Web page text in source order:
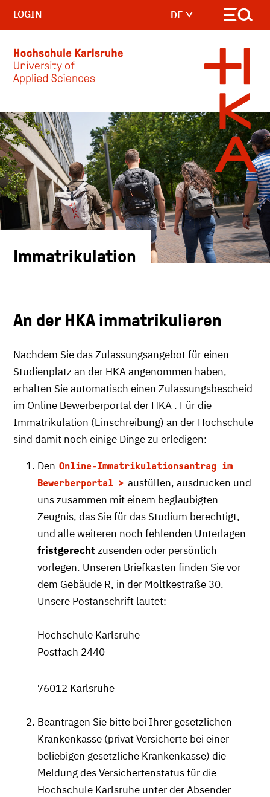
Skip to main content
DE
LOGIN
Immatrikulation
An der HKA immatrikulieren
Nachdem Sie das Zulassungsangebot für einen
Studienplatz an der HKA angenommen haben,
erhalten Sie automatisch einen Zulassungsbescheid
im Online Bewerberportal der HKA . Für die
Immatrikulation (Einschreibung) an der Hochschule
sind damit noch einige Dinge zu erledigen:
Den Online-Immatrikulationsantrag im
Bewerberportal
ausfüllen, ausdrucken und
uns zusammen mit einem beglaubigten
Zeugnis, das Sie für das Studium berechtigt,
und alle weiteren noch fehlenden Unterlagen
fristgerecht zusenden oder persönlich
vorlegen. Unseren Briefkasten finden Sie vor
dem Gebäude R, in der Moltkestraße 30.
Unsere Postanschrift lautet:
Hochschule Karlsruhe
Postfach 2440
76012 Karlsruhe
Beantragen Sie bitte bei Ihrer gesetzlichen
Krankenkasse (privat Versicherte bei einer
beliebigen gesetzliche Krankenkasse) die
Meldung des Versichertenstatus für die
Hochschule Karlsruhe unter der Absender-